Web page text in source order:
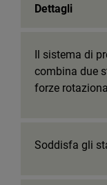
Dettagli
Il sistema di
combina due
forze
Soddisfa gli